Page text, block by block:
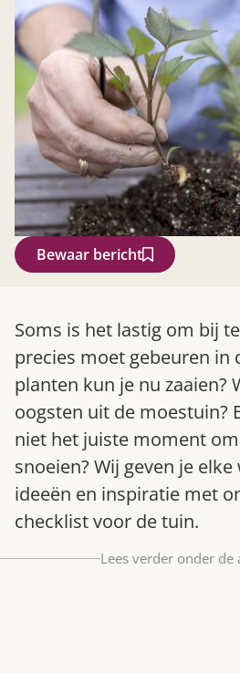
Gardeners’
Bestel nu
Bewaar bericht
Soms is het lastig om bij
precies moet gebeuren in
planten kun je nu zaaien?
oogsten uit de moestuin?
niet het juiste moment
snoeien? Wij geven je
ideeën en inspiratie met
checklist voor de tuin.
Lees verder onder de